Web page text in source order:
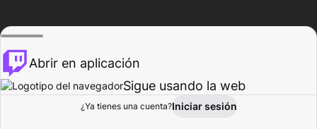
Explorar Actividad
Abrir en aplicación
Sigue usando la web
¿Ya tienes una cuenta?Iniciar sesión